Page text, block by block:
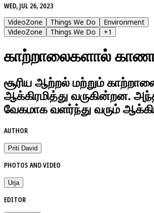
WED, JUL 26, 2023
VideoZone
Things We Do
Environment
VideoZone
Things We Do +1
காற்றாலைகளால்
சூரிய ஆற்றல் மற்றும்
ஆக்கிரமித்து வருகின்றன.
வேகமாக வளர்ந்து வரும்
AUTHOR
Priti David
PHOTOS AND VIDEO
Urja
EDITOR